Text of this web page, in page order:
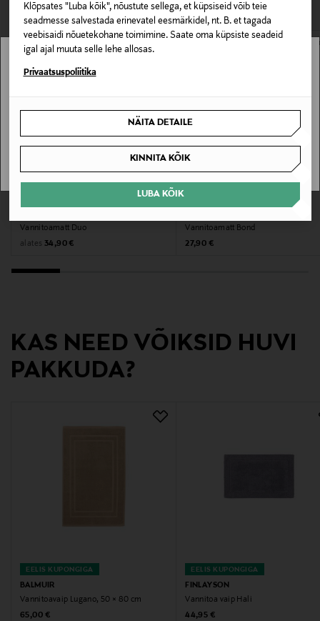
Klõpsates "Luba kõik", nõustute sellega, et küpsiseid võib teie
seadmesse salvestada erinevatel eesmärkidel, nt. B. et tagada
veebisaidi nõuetekohane toimimine. Saate oma küpsiste seadeid
igal ajal muuta selle lehe allosas.
Privaatsuspoliitika
NÄITA DETAILE
KINNITA KÕIK
LUBA KÕIK
Pesemisjuhend
Masinpesu
GREY
Tootjamaa
TÜRGI
10059304
Hämeenkatu 14 C 14, 33100 Tampere, FINLAND
Digitaalne aadress
Vannitoamatt Duo
alates Original Price
34,90 €
Vannitoamatt Bond
Original Price
27,90 €
KAS NEED VÕIKSID HUVI
PAKKUDA?
EELIS KUPONGIGA
BALMUIR
Vannitoavaip Lugano, 50 × 80 cm
Original Price
65,00 €
EELIS KUPONGIGA
FINLAYSON
Vannitoa vaip Hali
Original Price
44,95 €
Stockmann pole Sinu riigis saadaval.
SAAN ARU